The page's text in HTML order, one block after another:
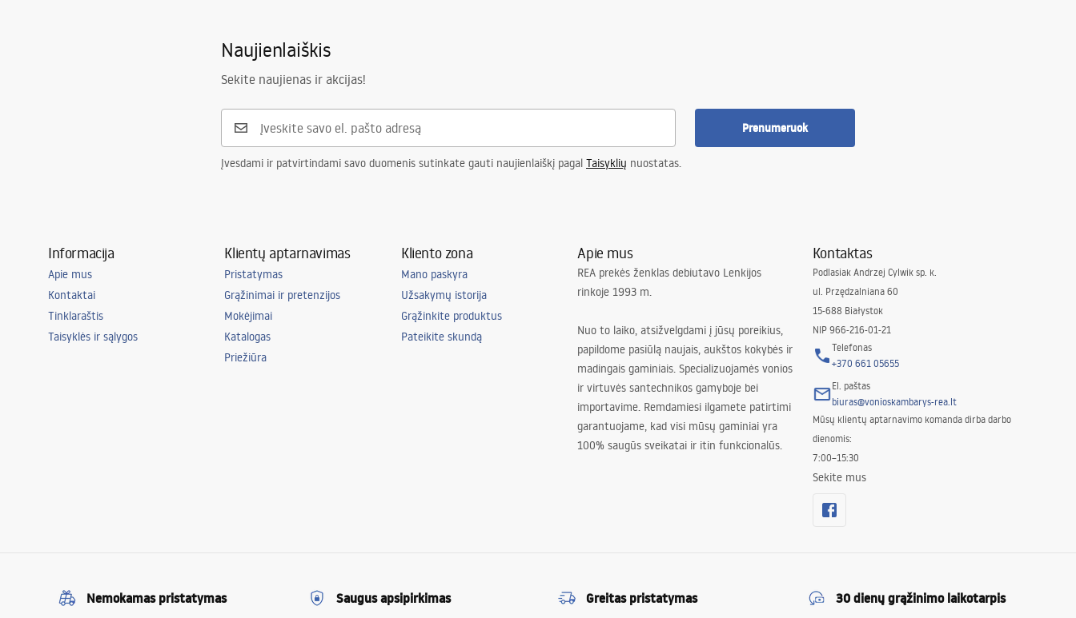
Tomi
24 mėnesių
Naujienlaiškis
Sekite naujienas ir akcijas!
Prenumeruok
Įvesdami ir patvirtindami savo duomenis sutinkate gauti naujienlaiškį pagal Taisyklių nuostatas.
Informacija
Apie mus
Kontaktai
Tinklaraštis
Taisyklės ir sąlygos
Klientų aptarnavimas
Pristatymas
Grąžinimai ir pretenzijos
Mokėjimai
Katalogas
Priežiūra
Kliento zona
Mano paskyra
Užsakymų istorija
Grąžinkite produktus
Pateikite skundą
Apie mus
REA prekės ženklas debiutavo Lenkijos
rinkoje 1993 m.
Nuo to laiko, atsižvelgdami į jūsų poreikius,
papildome pasiūlą naujais, aukštos kokybės ir
madingais gaminiais. Specializuojamės vonios
ir virtuvės santechnikos gamyboje bei
importavime. Remdamiesi ilgamete patirtimi
garantuojame, kad visi mūsų gaminiai yra
100% saugūs sveikatai ir itin funkcionalūs.
Kontaktas
Podlasiak Andrzej Cylwik sp. k.
ul. Przędzalniana 60
15-688 Białystok
NIP 966-216-01-21
Telefonas
+370 661 05655
El. paštas
biuras@vonioskambarys-rea.lt
Mūsų klientų aptarnavimo komanda dirba darbo
dienomis:
7:00–15:30
Sekite mus
Nemokamas pristatymas Saugus apsipirkimas Greitas pristatymas 30 dienų grąžinimo laikotarpis